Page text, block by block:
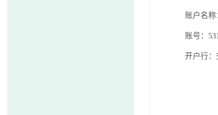
账户名
账号：
开户行：